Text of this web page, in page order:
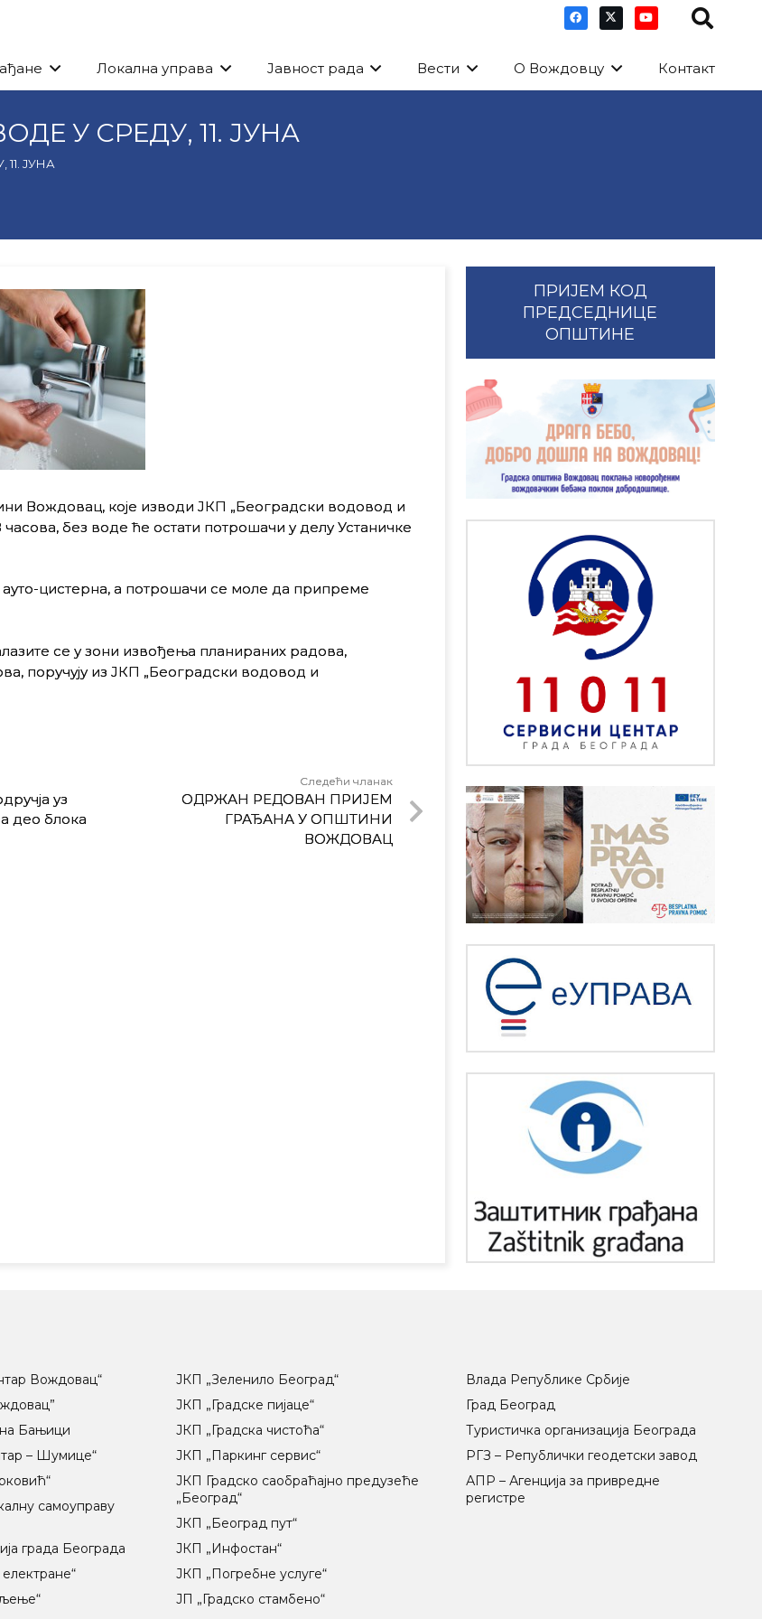
Локална управа Јавност рада Вести О Вождовцу Контакт
У СРЕДУ, 11. ЈУНА
ЈУНА
Вождовац, које изводи ЈКП „Београдски водовод и
часова, без воде ће остати потрошачи у делу Устаничке
ауто-цистерна, а потрошачи се моле да припреме
се у зони извођења планираних радова,
поручују из ЈКП „Београдски водовод и
уз
део блока
Следећи чланак
ОДРЖАН РЕДОВАН ПРИЈЕМ
ГРАЂАНА У ОПШТИНИ
ВОЖДОВАЦ
ПРИЈЕМ КОД
ПРЕДСЕДНИЦЕ
ОПШТИНЕ
Вождовац“
Бањици
– Шумице“
самоуправу
града Београда
ЈКП „Зеленило Београд“
ЈКП „Градске пијаце“
ЈКП „Градска чистоћа“
ЈКП „Паркинг сервис“
ЈКП Градско саобраћајно предузеће
„Београд“
ЈКП „Београд пут“
ЈКП „Инфостан“
ЈКП „Погребне услуге“
ЈП „Градско стамбено“
Влада Републике Србије
Град Београд
Туристичка организација Београда
РГЗ – Републички геодетски завод
АПР – Агенција за привредне
регистре